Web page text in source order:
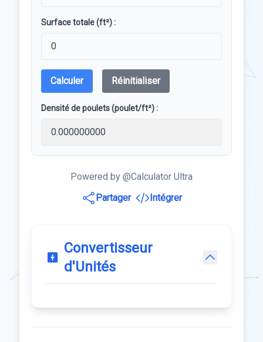
Surface totale (ft²) :
Calculer Réinitialiser
Densité de poulets (poulet/ft²) :
Powered by @Calculator Ultra
Partager
Intégrer
Convertisseur
d'Unités